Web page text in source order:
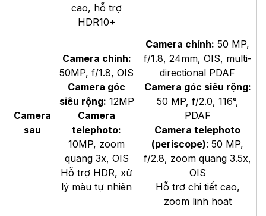
cao, hỗ trợ
HDR10+
Camera
sau
Camera chính:
50MP, f/1.8, OIS
Camera góc
siêu rộng: 12MP
Camera
telephoto:
10MP, zoom
quang 3x, OIS
Hỗ trợ HDR, xử
lý màu tự nhiên
Camera chính: 50 MP,
f/1.8, 24mm, OIS, multi-
directional PDAF
Camera góc siêu rộng:
50 MP, f/2.0, 116°,
PDAF
Camera telephoto
(periscope): 50 MP,
f/2.8, zoom quang 3.5x,
OIS
Hỗ trợ chi tiết cao,
zoom linh hoạt